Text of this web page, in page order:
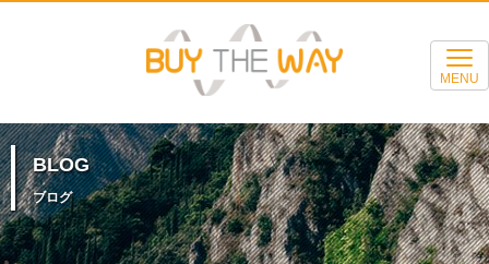
MENU
BLOG
ブログ